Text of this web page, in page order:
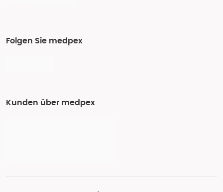
Folgen Sie medpex
Kunden über medpex